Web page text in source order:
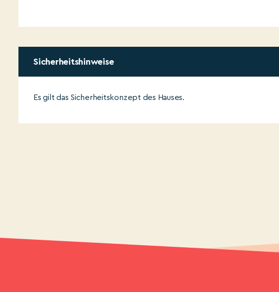
Sicherheitshinweise
Es gilt das Sicherheitskonzept des Hauses.